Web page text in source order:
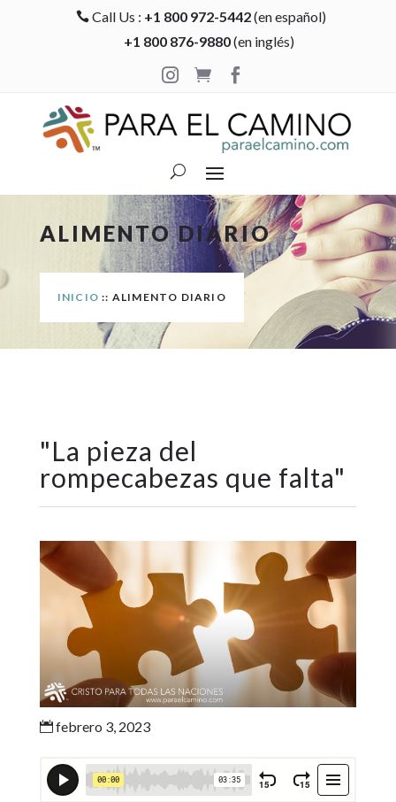
 Call Us : +1 800 972-5442(en español)
+1 800 876-9880(en inglés)

 
ALIMENTO DIARIO
INICIO :: ALIMENTO DIARIO
"La pieza del
rompecabezas que falta"
febrero 3, 2023